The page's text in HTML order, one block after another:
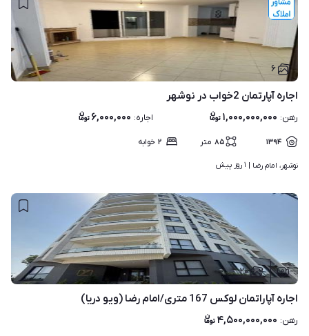
۶
اجاره آپارتمان 2خواب در نوشهر
رهن: ۱,۰۰۰,۰۰۰,۰۰۰ اجاره: ۶,۰۰۰,۰۰۰
۱۳۹۴ ۸۵ متر ۲ خوابه
نوشهر، امام رضا | ۱ روز پیش
۲۰
اجاره آپاراتمان لوکس 167 متری/امام رضا (ویو دریا)
رهن: ۴,۵۰۰,۰۰۰,۰۰۰